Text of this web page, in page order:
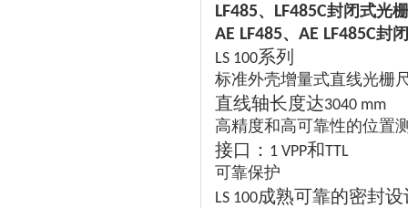
LF485、 LF485C封闭式光
AE LF485、 AE LF485C封
LS 100系列
标准外壳增量式直线光栅
直线轴长度达3040 mm
高精度和高可靠性的位置
接口： 1 VPP和TTL
可靠保护
LS 100成熟可靠的密封